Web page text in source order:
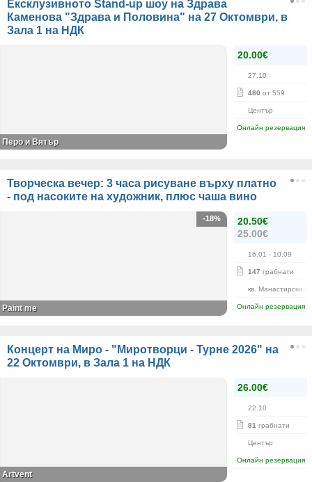
Ексклузивното Stand-up шоу на Здрава
Каменова "Здрава и Половина" на 27 Октомври, в
Зала 1 на НДК
20.00€
27.10
480 от 559
Център
Онлайн резервация
Перо и Вятър
Творческа вечер: 3 часа рисуване върху платно
- под насоките на художник, плюс чаша вино
20.50€
25.00€
16.01 - 10.09
147 грабнати
кв. Манастирски
Онлайн резервация
-18%
Paint me
Концерт на Миро - "Миротворци - Турне 2026" на
22 Октомври, в Зала 1 на НДК
26.00€
22.10
81 грабнати
Център
Онлайн резервация
Artvent